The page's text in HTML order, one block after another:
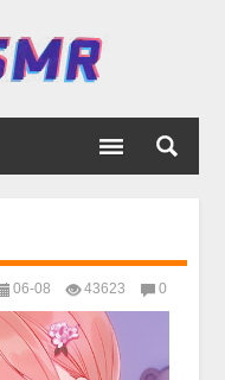
06-08 43623 0